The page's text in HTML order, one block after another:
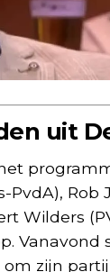
uit
Rob
Wilders
Vanavond
zijn